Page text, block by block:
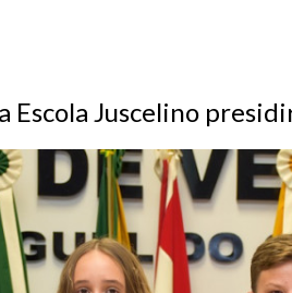
Escola Juscelino